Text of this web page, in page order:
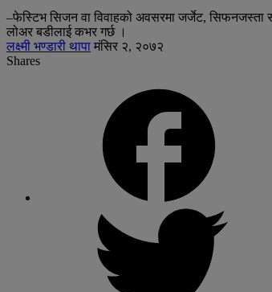
–फेस्टिभ सिजन वा विवाहको अवसरमा जर्जेट, सिफनजस्ता
लोअर बडीलाई कभर गर्छ ।
लक्ष्मी भण्डारी थापा मंसिर २, २०७२
Shares